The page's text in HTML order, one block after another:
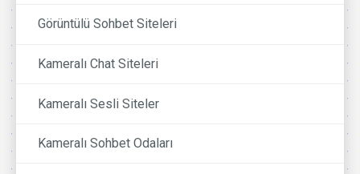
Görüntülü Sohbet Siteleri
Kameralı Chat Siteleri
Kameralı Sesli Siteler
Kameralı Sohbet Odaları